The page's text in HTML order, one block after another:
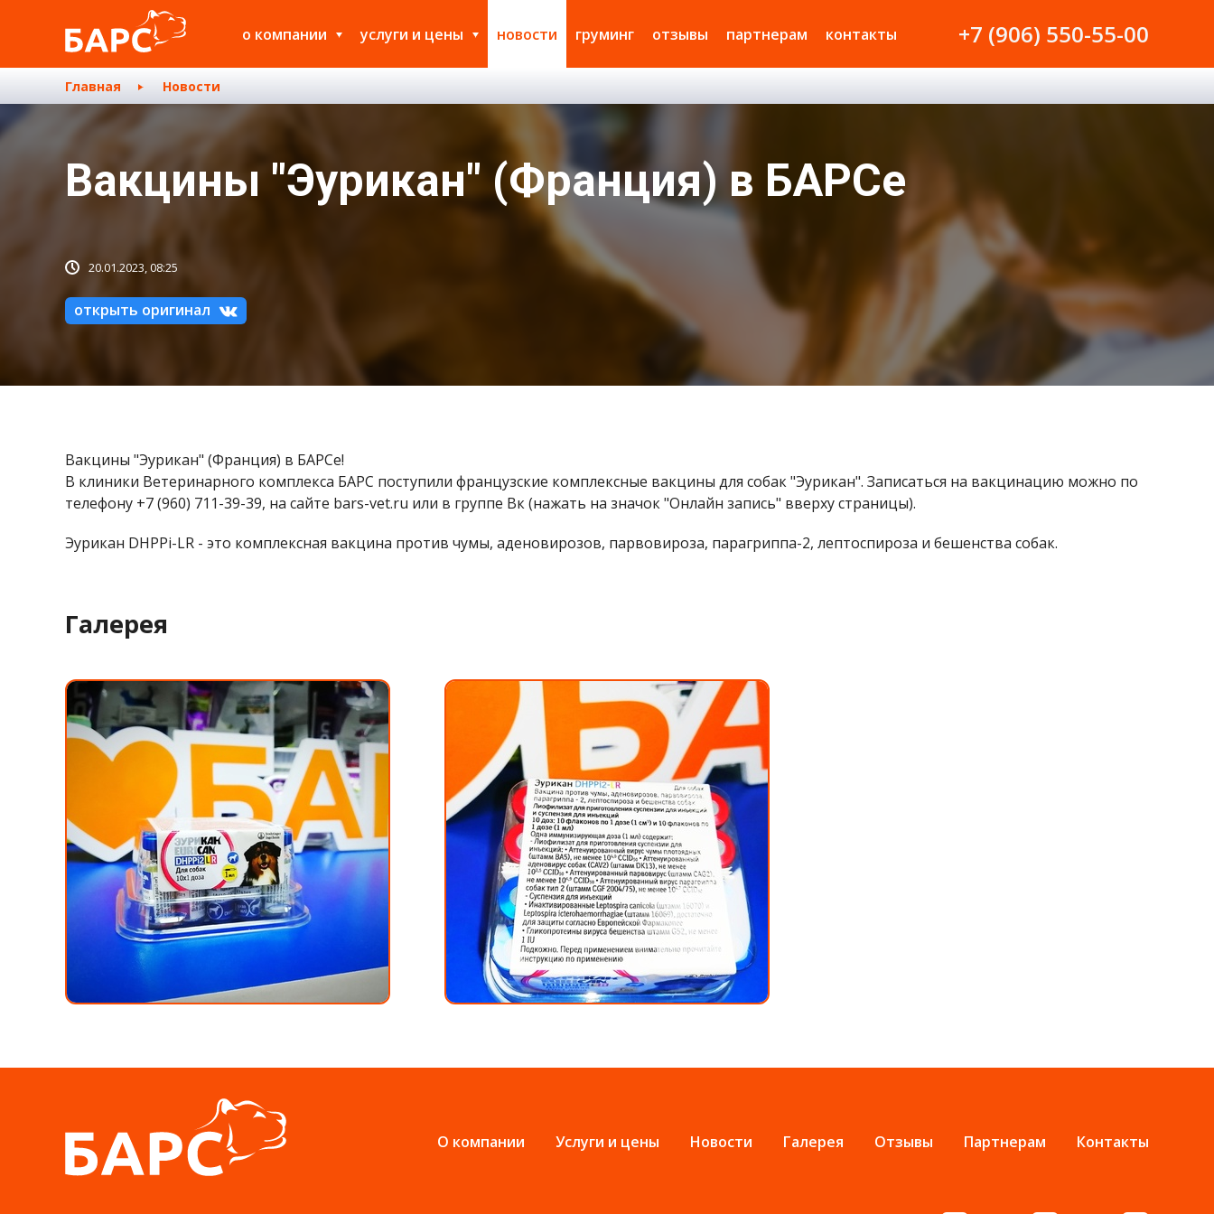
о компании услуги и цены новости груминг отзывы партнерам контакты +7 (906) 550-55-00
Главная Новости
Вакцины "Эурикан" (Франция) в БАРСе
20.01.2023, 08:25
открыть оригинал
Вакцины "Эурикан" (Франция) в БАРСе!
В клиники Ветеринарного комплекса БАРС поступили французские комплексные вакцины для собак "Эурикан". Записаться на вакцинацию можно по
телефону +7 (960) 711-39-39, на сайте bars-vet.ru или в группе Вк (нажать на значок "Онлайн запись" вверху страницы).
Эурикан DHPPi-LR - это комплексная вакцина против чумы, аденовирозов, парвовироза, парагриппа-2, лептоспироза и бешенства собак.
Галерея
О компании Услуги и цены Новости Галерея Отзывы Партнерам Контакты